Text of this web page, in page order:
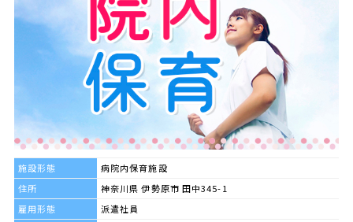
施設形態
病院内保育施設
住所
神奈川県 伊勢原市 田中345-1
雇用形態
派遣社員